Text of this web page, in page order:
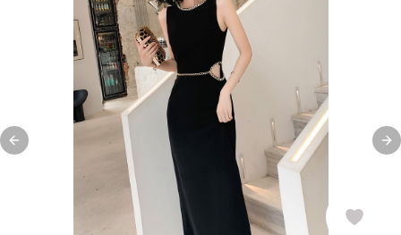
Previous slide